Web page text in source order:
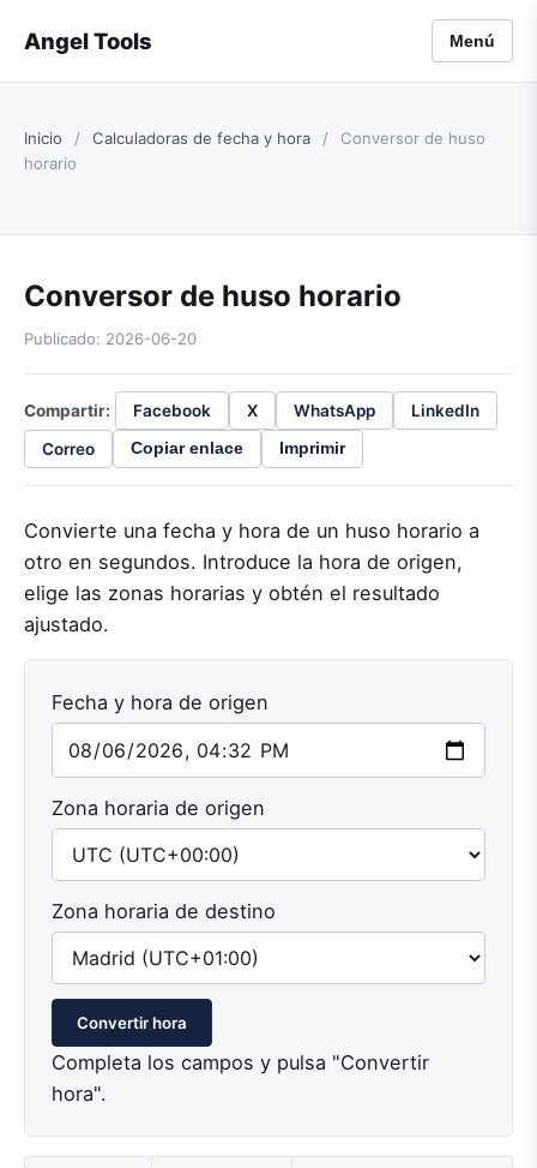
Angel Tools Menú
Inicio / Calculadoras de fecha y hora /
Conversor de huso
horario
Conversor de huso horario
Publicado: 2026-06-20
Compartir: Facebook X WhatsApp
LinkedIn
Correo
Copiar enlace Imprimir
Convierte una fecha y hora de un huso horario a
otro en segundos. Introduce la hora de origen,
elige las zonas horarias y obtén el resultado
ajustado.
Fecha y hora de origen
Zona horaria de origen
Zona horaria de destino
Convertir hora
Completa los campos y pulsa "Convertir
hora".